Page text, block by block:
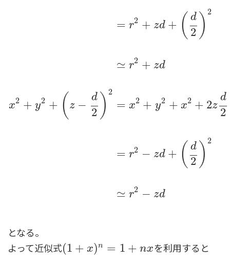
x2 + y2 + ( z −
d
2 ) 2
=
≃
=
=
≃
r2 + zd + ( d
2 ) 2
r2 + zd
x2 + y2 + x2 + 2z
d
2
r2 − zd + ( d
2 ) 2
r2 − zd
となる。
よって近似式(1 + x)n = 1 + nx
(1+x) n=1+ nx
を利用すると